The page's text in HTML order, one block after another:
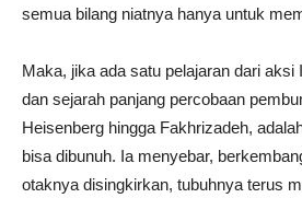
semua bilang niatnya hanya untuk
Maka, jika ada satu pelajaran dari aksi
dan sejarah panjang percobaan
Heisenberg hingga Fakhrizadeh,
bisa dibunuh. Ia menyebar,
otaknya disingkirkan, tubuhnya terus